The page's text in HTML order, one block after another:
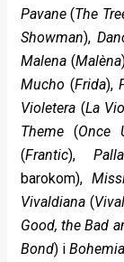
Pavane (The
Showman),
Malena (Malèna
Mucho (Frida),
Violetera (La
Theme (Once
(Frantic),
barokom),
Vivaldiana (
Good, the Bad
Bond) i